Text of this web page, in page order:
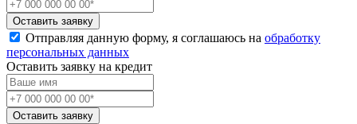
Оставить заявку
Отправляя данную форму, я соглашаюсь на обработку
персональных данных
Оставить заявку на кредит
Оставить заявку